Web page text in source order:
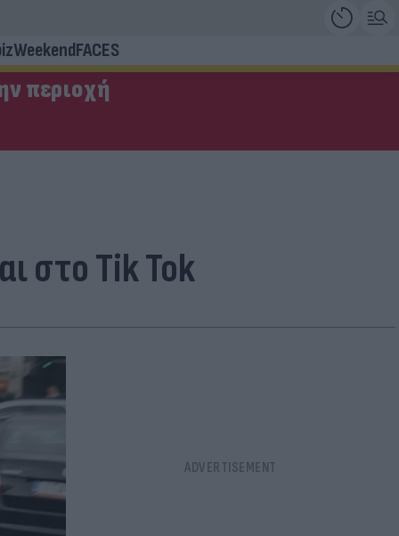
WeekendFACES
περιοχή
στο Tik Tok